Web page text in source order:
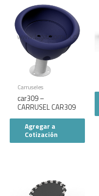
Carruseles
car309 –
CARRUSEL CAR309
Agregar a
Cotización